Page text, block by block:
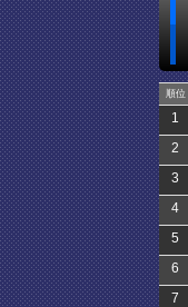
順位
1
2
3
4
5
6
7